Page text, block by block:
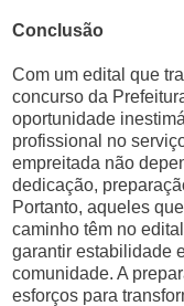
Conclusão
Com um edital que
concurso da
oportunidade
profissional no
empreitada não
dedicação,
Portanto, aqueles
caminho têm no
garantir estabilidade
comunidade. A
esforços para